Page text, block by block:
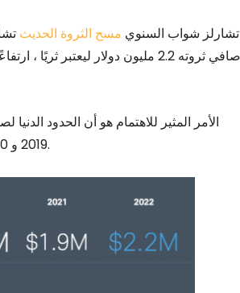
تشارلز شواب السنوي مسح الثروة الحديث
2019 و 2020. من الجيد أن نرى توقعاتنا الإجمالية لم ترتفع إلى مستويات غير معقولة.